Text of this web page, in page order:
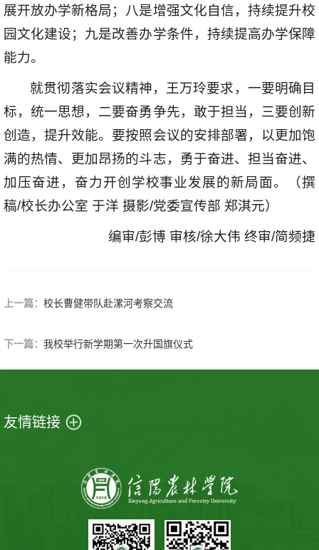
展开放办学新格局；八是增强文化自信，持续提升校
园文化建设；九是改善办学条件，持续提高办学保障
能力。
就贯彻落实会议精神，王万玲要求，一要明确目
标，统一思想，二要奋勇争先，敢于担当，三要创新
创造，提升效能。要按照会议的安排部署，以更加饱
满的热情、更加昂扬的斗志，勇于奋进、担当奋进、
加压奋进，奋力开创学校事业发展的新局面。（撰
稿/校长办公室 于洋 摄影/党委宣传部 郑淇元）
编审/彭博 审核/徐大伟 终审/简频捷
上一篇： 校长曹健带队赴漯河考察交流
下一篇： 我校举行新学期第一次升国旗仪式
友情链接